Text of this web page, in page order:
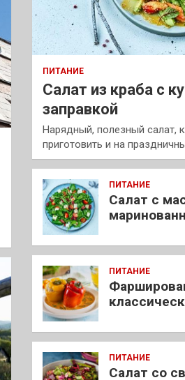
ПИТАНИЕ
Салат из краба с
заправкой
Нарядный, полезный салат,
приготовить и на
ПИТАНИЕ
Салат с
ПИТАНИЕ
ПИТАНИЕ
Салат со